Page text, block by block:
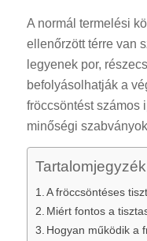
A normál termelési
ellenőrzött térre van
legyenek por,
befolyásolhatják a
fröccsöntést számos
minőségi
Tartalomjegyzék
A fröccsöntéses
Miért fontos a
Hogyan működik a